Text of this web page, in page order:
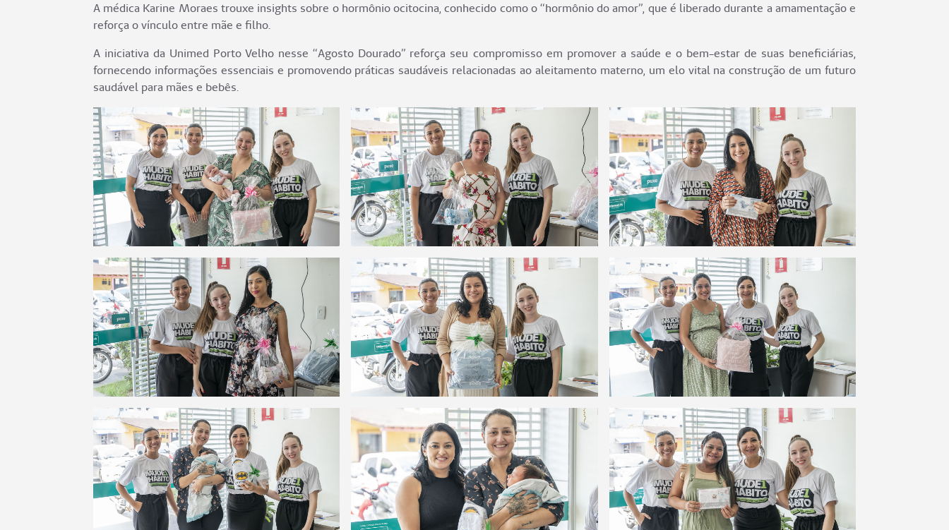
A médica Karine Moraes trouxe insights sobre o hormônio ocitocina, conhecido como o “hormônio do amor”, que é liberado durante a amamentação e
reforça o vínculo entre mãe e filho.
A iniciativa da Unimed Porto Velho nesse “Agosto Dourado” reforça seu compromisso em promover a saúde e o bem-estar de suas beneficiárias,
fornecendo informações essenciais e promovendo práticas saudáveis relacionadas ao aleitamento materno, um elo vital na construção de um futuro
saudável para mães e bebês.